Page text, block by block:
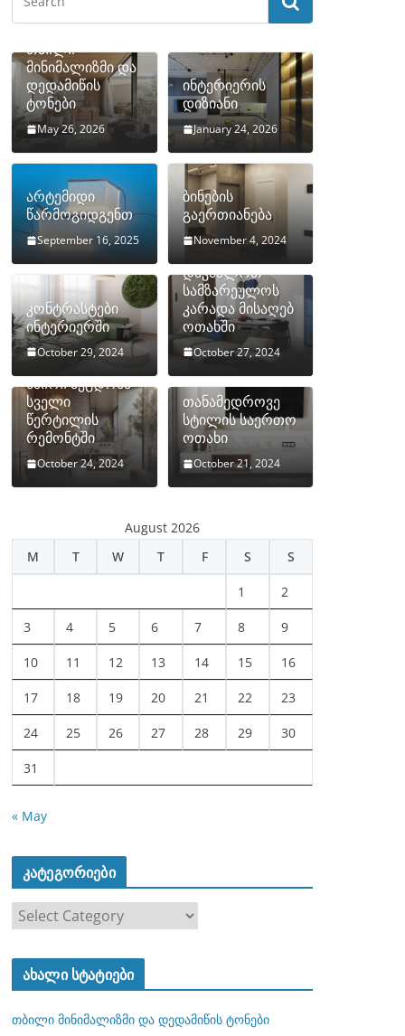
თბილი
მინიმალიზმი და
დედამიწის
ტონები
May 26, 2026
ინტერიერის
დიზიანი
January 24, 2026
არტემიდი
წარმოგიდგენთ
September 16, 2025
ბინების
გაერთიანება
November 4, 2024
კონტრასტები
ინტერიერში
October 29, 2024
როგორ
დავმალოთ
სამზარეულოს
კარადა მისაღებ
ოთახში
October 27, 2024
ხშირი შეცდომა
სველი
წერტილის
რემონტში
October 24, 2024
თანამედროვე
სტილის საერთო
ოთახი
October 21, 2024
August 2026
M
T W T F S S
1 2
3 4 5 6 7 8 9
10 11 12 13 14 15 16
17 18 19 20 21 22 23
24 25 26 27 28 29 30
31
« May
კატეგორიები
ტ
ო
ახალი სტატიები
თბილი მინიმალიზმი და დედამიწის ტონები